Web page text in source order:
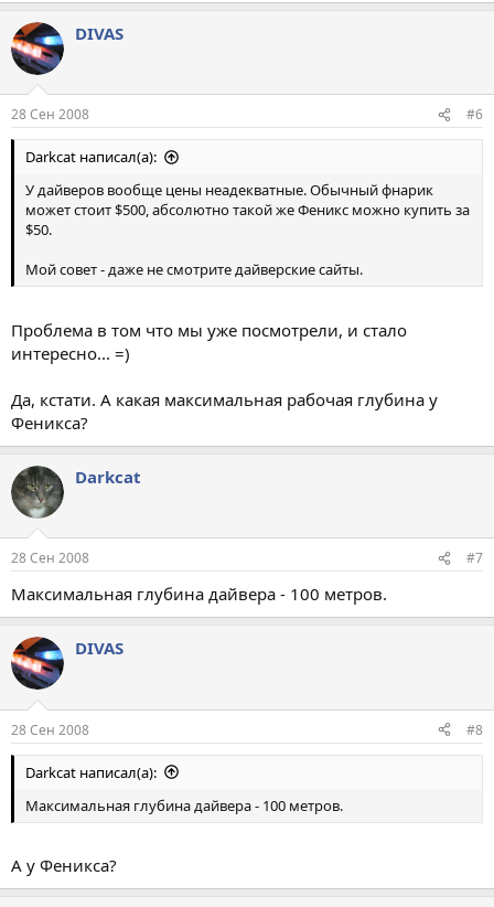
DIVAS
28 Сен 2008 #6
Darkcat написал(а):
У дайверов вообще цены неадекватные. Обычный фнарик
может стоит $500, абсолютно такой же Феникс можно купить за
$50.
Мой совет - даже не смотрите дайверские сайты.
Проблема в том что мы уже посмотрели, и стало
интересно... =)
Да, кстати. А какая максимальная рабочая глубина у
Феникса?
Darkcat
28 Сен 2008 #7
Максимальная глубина дайвера - 100 метров.
DIVAS
28 Сен 2008 #8
Darkcat написал(а):
Максимальная глубина дайвера - 100 метров.
А у Феникса?